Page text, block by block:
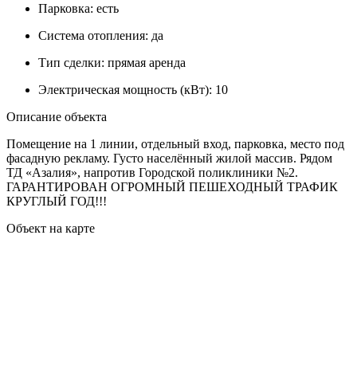
Парковка: есть
Система отопления: да
Тип сделки: прямая аренда
Электрическая мощность (кВт): 10
Описание объекта
Помещение на 1 линии, отдельный вход, парковка, место под
фасадную рекламу. Густо населённый жилой массив. Рядом
ТД «Азалия», напротив Городской поликлиники №2.
ГАРАНТИРОВАН ОГРОМНЫЙ ПЕШЕХОДНЫЙ ТРАФИК
КРУГЛЫЙ ГОД!!!
Объект на карте